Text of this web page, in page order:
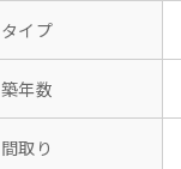
タイプ
築年数
間取り